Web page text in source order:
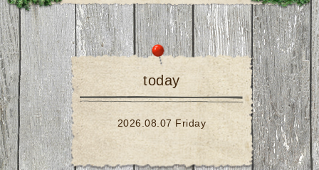
today
2026.08.07 Friday